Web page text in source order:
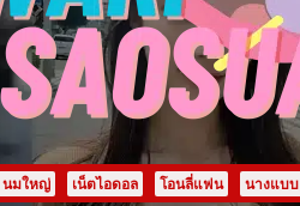
นมใหญ่ เน็ตไอดอล โอนลี่แฟน นางแบบ